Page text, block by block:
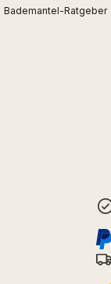
Bademantel-Ratgeber